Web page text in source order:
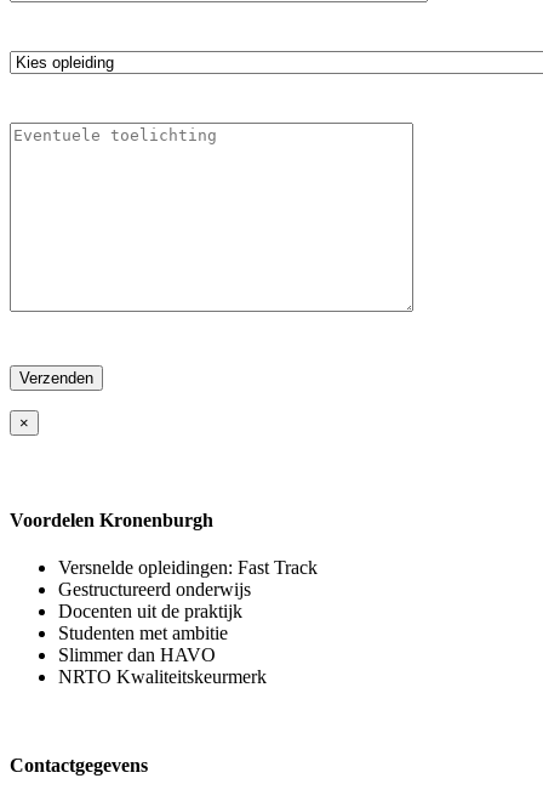
×
Voordelen Kronenburgh
Versnelde opleidingen: Fast Track
Gestructureerd onderwijs
Docenten uit de praktijk
Studenten met ambitie
Slimmer dan HAVO
NRTO Kwaliteitskeurmerk
Contactgegevens